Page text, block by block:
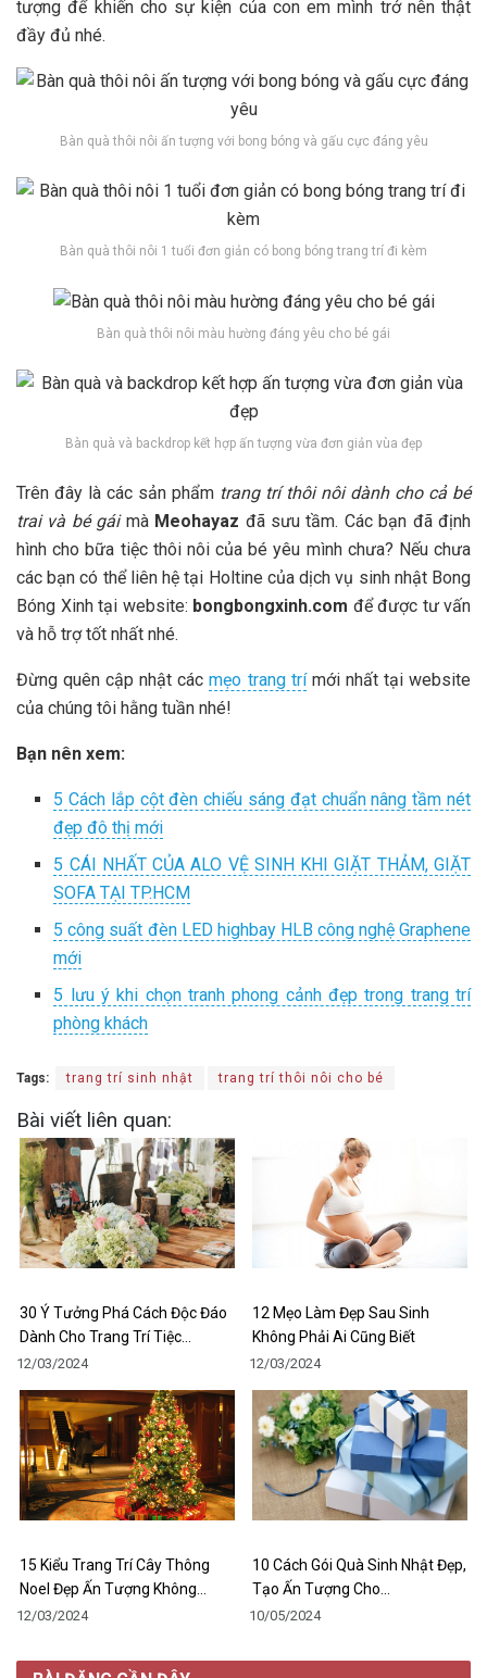
tượng để khiến cho sự kiện của con em mình trở nên thật
đầy đủ nhé.
Bàn quà thôi nôi ấn tượng với bong bóng và gấu cực đáng yêu
Bàn quà thôi nôi 1 tuổi đơn giản có bong bóng trang trí đi kèm
Bàn quà thôi nôi màu hường đáng yêu cho bé gái
Bàn quà và backdrop kết hợp ấn tượng vừa đơn giản vùa đẹp
Trên đây là các sản phẩm trang trí thôi nôi dành cho cả bé
trai và bé gáimà Meohayaz đã sưu tầm. Các bạn đã định
hình cho bữa tiệc thôi nôi của bé yêu mình chưa? Nếu chưa
các bạn có thể liên hệ tại Holtine của dịch vụ sinh nhật Bong
Bóng Xinh tại website: bongbongxinh.com để được tư vấn
và hỗ trợ tốt nhất nhé.
Đừng quên cập nhật cácmẹo trang trímới nhất tại website
của chúng tôi hằng tuần nhé!
Bạn nên xem:
5 Cách lắp cột đèn chiếu sáng đạt chuẩn nâng tầm nét
đẹp đô thị mới
5 CÁI NHẤT CỦA ALO VỆ SINH KHI GIẶT THẢM, GIẶT
SOFA TẠI TP.HCM
5 công suất đèn LED highbay HLB công nghệ Graphene
mới
5 lưu ý khi chọn tranh phong cảnh đẹp trong trang trí
phòng khách
Tags: trang trí sinh nhật trang trí thôi nôi cho bé
Bài viết liên quan:
30 Ý Tưởng Phá Cách Độc Đáo
Dành Cho Trang Trí Tiệc…
12/03/2024
12 Mẹo Làm Đẹp Sau Sinh
Không Phải Ai Cũng Biết
12/03/2024
15 Kiểu Trang Trí Cây Thông
Noel Đẹp Ấn Tượng Không…
12/03/2024
10 Cách Gói Quà Sinh Nhật Đẹp,
Tạo Ấn Tượng Cho…
10/05/2024